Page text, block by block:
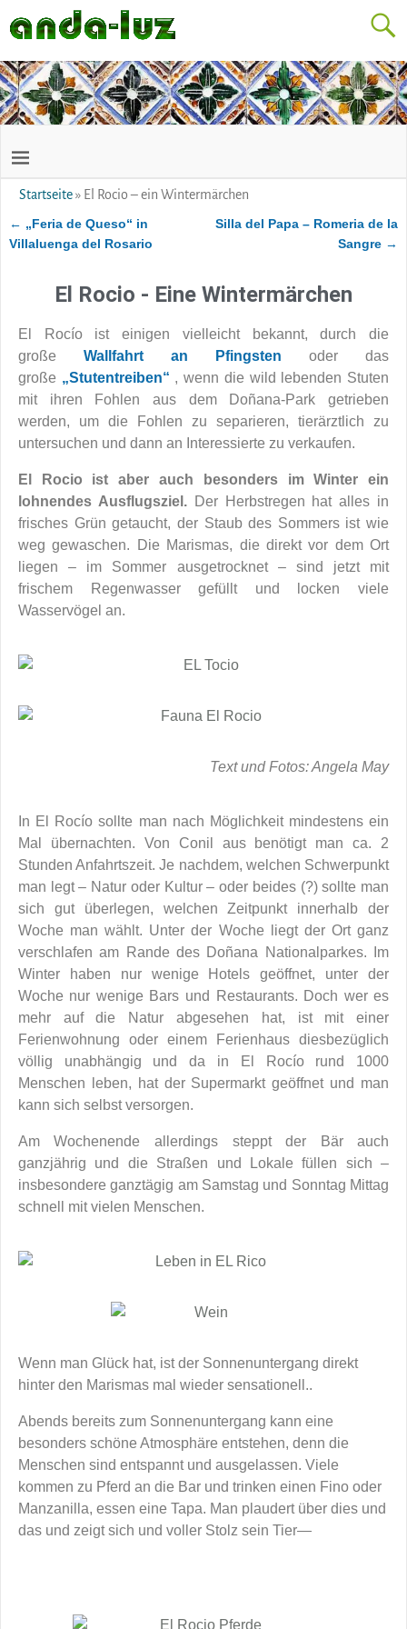
Startseite» El Rocio – ein Wintermärchen
Artikelnavigation
← „Feria de Queso“ in
Villaluenga del Rosario
Silla del Papa – Romeria de la
Sangre →
El Rocio - Eine Wintermärchen
El Rocío ist einigen vielleicht bekannt, durch die
große Wallfahrt an Pfingsten oder das
große „Stutentreiben“ , wenn die wild lebenden Stuten
mit ihren Fohlen aus dem Doñana-Park getrieben
werden, um die Fohlen zu separieren, tierärztlich zu
untersuchen und dann an Interessierte zu verkaufen.
El Rocio ist aber auch besonders im Winter ein
lohnendes Ausflugsziel. Der Herbstregen hat alles in
frisches Grün getaucht, der Staub des Sommers ist wie
weg gewaschen. Die Marismas, die direkt vor dem Ort
liegen – im Sommer ausgetrocknet – sind jetzt mit
frischem Regenwasser gefüllt und locken viele
Wasservögel an.
Text und Fotos: Angela May
In El Rocío sollte man nach Möglichkeit mindestens ein
Mal übernachten. Von Conil aus benötigt man ca. 2
Stunden Anfahrtszeit. Je nachdem, welchen Schwerpunkt
man legt – Natur oder Kultur – oder beides (?) sollte man
sich gut überlegen, welchen Zeitpunkt innerhalb der
Woche man wählt. Unter der Woche liegt der Ort ganz
verschlafen am Rande des Doñana Nationalparkes. Im
Winter haben nur wenige Hotels geöffnet, unter der
Woche nur wenige Bars und Restaurants. Doch wer es
mehr auf die Natur abgesehen hat, ist mit einer
Ferienwohnung oder einem Ferienhaus diesbezüglich
völlig unabhängig und da in El Rocío rund 1000
Menschen leben, hat der Supermarkt geöffnet und man
kann sich selbst versorgen.
Am Wochenende allerdings steppt der Bär auch
ganzjährig und die Straßen und Lokale füllen sich –
insbesondere ganztägig am Samstag und Sonntag Mittag
schnell mit vielen Menschen.
Wenn man Glück hat, ist der Sonnenuntergang direkt
hinter den Marismas mal wieder sensationell..
Abends bereits zum Sonnenuntergang kann eine
besonders schöne Atmosphäre entstehen, denn die
Menschen sind entspannt und ausgelassen. Viele
kommen zu Pferd an die Bar und trinken einen Fino oder
Manzanilla, essen eine Tapa. Man plaudert über dies und
das und zeigt sich und voller Stolz sein Tier—